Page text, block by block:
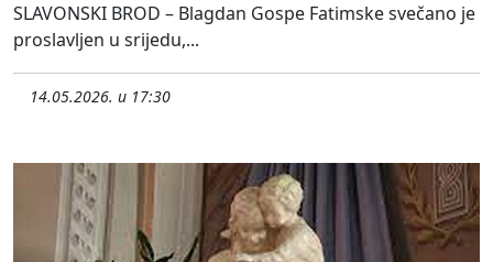
SLAVONSKI BROD – Blagdan Gospe Fatimske svečano je
proslavljen u srijedu,...
14.05.2026. u 17:30